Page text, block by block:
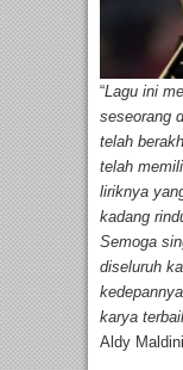
“Lagu ini
seseorang
telah
telah
liriknya
kadang
Semoga
diseluruh
karya
Aldy